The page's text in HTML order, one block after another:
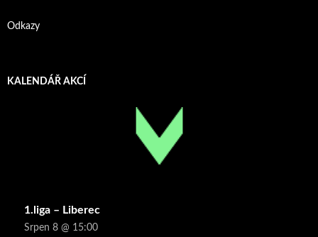
Odkazy
KALENDÁŘ AKCÍ
1.liga – Liberec
Srpen 8 @ 15:00